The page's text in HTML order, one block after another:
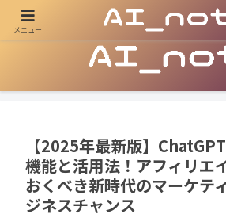
AIの可能性を探求し、ビジネス・副業・日
【2025年最新版】
機能と活用法！アフィリエ
おくべき新時代のマーケテ
ジネスチャンス
メニュー